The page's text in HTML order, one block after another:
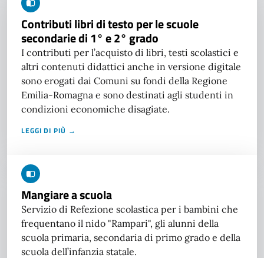
Contributi libri di testo per le scuole
secondarie di 1° e 2° grado
I contributi per l’acquisto di libri, testi scolastici e
altri contenuti didattici anche in versione digitale
sono erogati dai Comuni su fondi della Regione
Emilia-Romagna e sono destinati agli studenti in
condizioni economiche disagiate.
LEGGI DI PIÙ →
Mangiare a scuola
Servizio di Refezione scolastica per i bambini che
frequentano il nido "Rampari", gli alunni della
scuola primaria, secondaria di primo grado e della
scuola dell’infanzia statale.